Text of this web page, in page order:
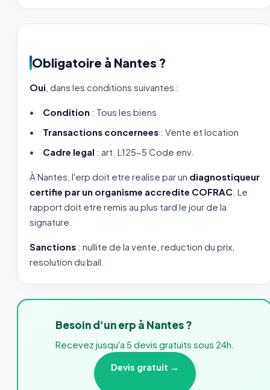
Obligatoire à Nantes ?
Oui , dans les conditions suivantes :
Condition : Tous les biens
Transactions concernees : Vente et location
Cadre legal : art. L125-5 Code env.
À Nantes, l'erp doit etre realise par un diagnostiqueur
certifie par un organisme accredite COFRAC . Le
rapport doit etre remis au plus tard le jour de la
signature.
Sanctions : nullite de la vente, reduction du prix,
resolution du bail.
Besoin d'un erp à Nantes ?
Recevez jusqu'a 5 devis gratuits sous 24h.
Devis gratuit →